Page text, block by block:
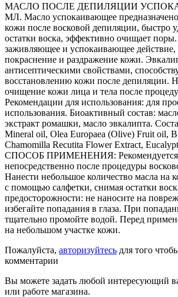
МАСЛО ПОСЛЕ ДЕПИЛЯЦИИ
МЛ. Масло успокаивающее предназначено
кожи после восковой депиляции, быстро
остатки воска, эффективно очищает
заживляющее и успокаивающее действие,
покраснение и раздражение кожи.
антисептическими свойствами,
восстановлению кожи после депиляции.
очищение кожи лица и тела после
Рекомендации для использования: для
использования. Биоактивный состав:
экстракт ромашки, масло эвкалипта.
Mineral oil, Olea Europaea (Olive) Fruit oil,
Chamomilla Recutita Flower Extract,
СПОСОБ ПРИМЕНЕНИЯ: Рекомендуется
непосредственно после процедуры
Нанести небольшое количество масла на
с помощью салфетки, снимая остатки
предосторожности: не наносите на
избегайте попадания в глаза. При
тщательно промойте водой. Перед
на небольшом участке кожи.
Пожалуйста, авторизуйтесь для того
комментарии
Вы можете задать любой интересующий
или работе магазина.